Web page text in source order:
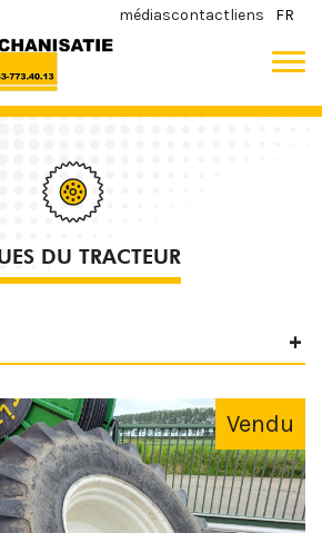
médiascontactliens FR
DU TRACTEUR
Vendu